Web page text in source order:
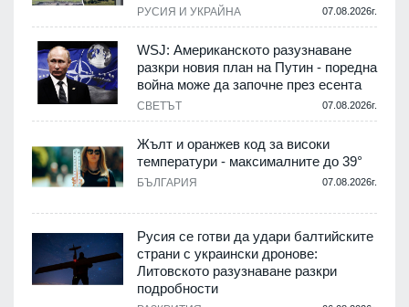
РУСИЯ И УКРАЙНА 07.08.2026г.
WSJ: Американското разузнаване
разкри новия план на Путин - поредна
война може да започне през есента
СВЕТЪТ 07.08.2026г.
Жълт и оранжев код за високи
температури - максималните до 39°
БЪЛГАРИЯ 07.08.2026г.
Русия се готви да удари балтийските
страни с украински дронове:
Литовското разузнаване разкри
подробности